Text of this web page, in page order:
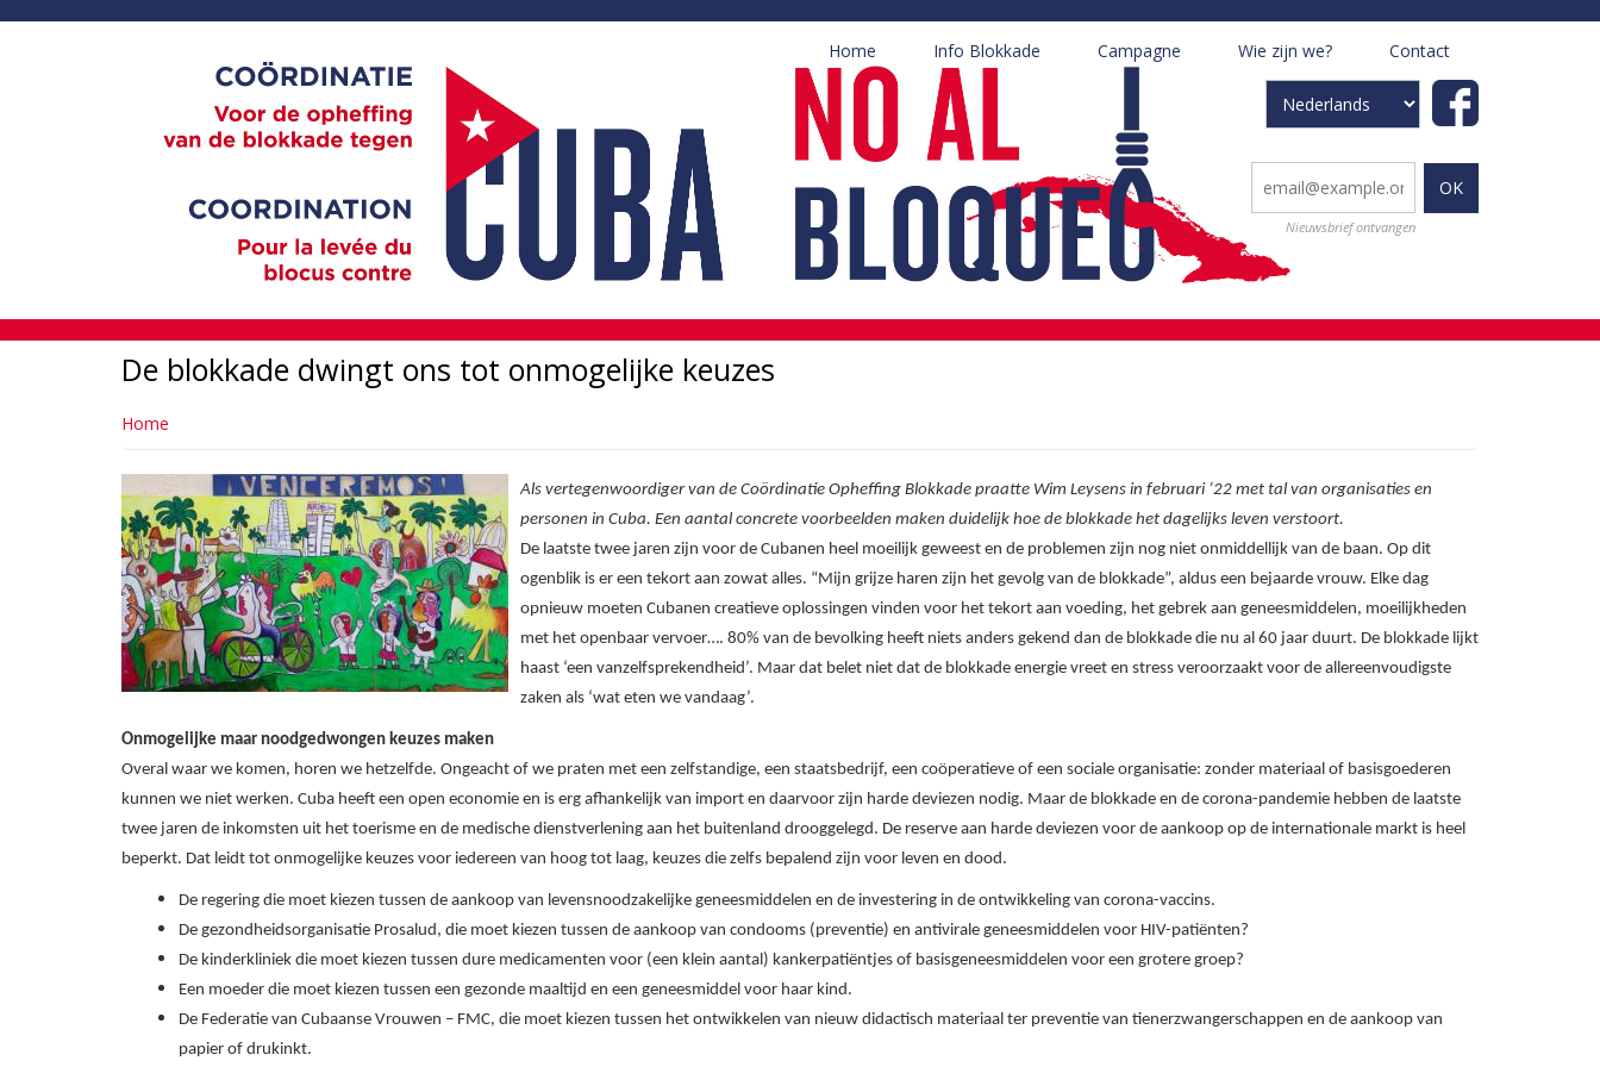
Home Info Blokkade Campagne Wie zijn we?
Contact
Select
Nieuwsbrief ontvangen
De blokkade dwingt ons tot onmogelijke keuzes
Home
Als vertegenwoordiger van de Coördinatie Opheffing Blokkade praatte Wim Leysens in februari ’22 met tal van organisaties en
personen in Cuba. Een aantal concrete voorbeelden maken duidelijk hoe de blokkade het dagelijks leven verstoort.
De laatste twee jaren zijn voor de Cubanen heel moeilijk geweest en de problemen zijn nog niet onmiddellijk van de baan. Op dit
ogenblik is er een tekort aan zowat alles. “Mijn grijze haren zijn het gevolg van de blokkade”, aldus een bejaarde vrouw. Elke dag
opnieuw moeten Cubanen creatieve oplossingen vinden voor het tekort aan voeding, het gebrek aan geneesmiddelen, moeilijkheden
met het openbaar vervoer…. 80% van de bevolking heeft niets anders gekend dan de blokkade die nu al 60 jaar duurt. De blokkade lijkt
haast ‘een vanzelfsprekendheid’. Maar dat belet niet dat de blokkade energie vreet en stress veroorzaakt voor de allereenvoudigste
zaken als ‘wat eten we vandaag’.
Onmogelijke maar noodgedwongen keuzes maken
Overal waar we komen, horen we hetzelfde. Ongeacht of we praten met een zelfstandige, een staatsbedrijf, een coöperatieve of een sociale organisatie: zonder materiaal of basisgoederen
kunnen we niet werken. Cuba heeft een open economie en is erg afhankelijk van import en daarvoor zijn harde deviezen nodig. Maar de blokkade en de corona-pandemie hebben de laatste
twee jaren de inkomsten uit het toerisme en de medische dienstverlening aan het buitenland drooggelegd. De reserve aan harde deviezen voor de aankoop op de internationale markt is heel
beperkt. Dat leidt tot onmogelijke keuzes voor iedereen van hoog tot laag, keuzes die zelfs bepalend zijn voor leven en dood.
De regering die moet kiezen tussen de aankoop van levensnoodzakelijke geneesmiddelen en de investering in de ontwikkeling van corona-vaccins.
De gezondheidsorganisatie Prosalud, die moet kiezen tussen de aankoop van condooms (preventie) en antivirale geneesmiddelen voor HIV-patiënten?
De kinderkliniek die moet kiezen tussen dure medicamenten voor (een klein aantal) kankerpatiëntjes of basisgeneesmiddelen voor een grotere groep?
Een moeder die moet kiezen tussen een gezonde maaltijd en een geneesmiddel voor haar kind.
De Federatie van Cubaanse Vrouwen – FMC, die moet kiezen tussen het ontwikkelen van nieuw didactisch materiaal ter preventie van tienerzwangerschappen en de aankoop van
papier of drukinkt.